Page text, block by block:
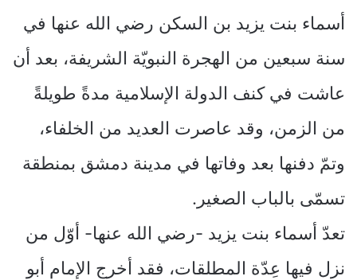
أسماء بنت يزيد بن السكن رضي الله عنها في
سنة سبعين من الهجرة النبويّة الشريفة، بعد أن
عاشت في كنف الدولة الإسلامية مدةً طويلةً
من الزمن، وقد عاصرت العديد من الخلفاء،
وتمّ دفنها بعد وفاتها في مدينة دمشق بمنطقة
تسمّى بالباب الصغير.
تعدّ أسماء بنت يزيد -رضي الله عنها- أوّل من
نزل فيها عِدّة المطلقات، فقد أخرج الإمام أبو